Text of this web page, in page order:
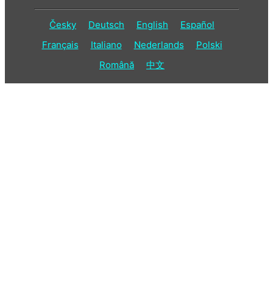
Česky Deutsch English
Español
Français
Italiano Nederlands
Polski
Română
中文